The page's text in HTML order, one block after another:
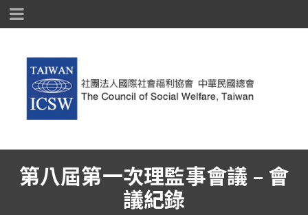
第八屆第一次理監事會議 – 會
議紀錄